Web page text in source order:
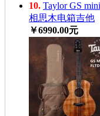
10. Taylor GS
相思木电箱吉他
￥6990.00元